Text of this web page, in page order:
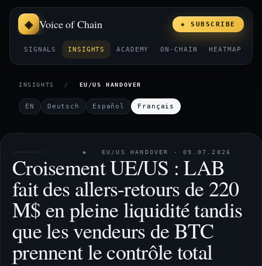
Voice of Chain
SIGNALS INSIGHTS ACADEMY ON-CHAIN HEATMAP
◈ SUBSCRIBE
INSIGHTS / EU/US HANDOVER
EN Deutsch Español Français
◈ EU/US HANDOVER · 09.07.2026
Croisement UE/US : LAB
fait des allers-retours de 220
M$ en pleine liquidité tandis
que les vendeurs de BTC
prennent le contrôle total